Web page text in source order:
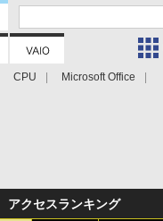
CPU Microsoft Office
アクセスランキング